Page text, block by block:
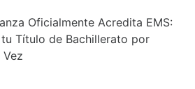
Oficialmente Acredita EMS:
Título de Bachillerato por
Vez